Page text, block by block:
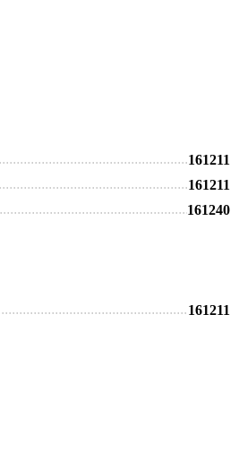
161211
161211
161240
161211